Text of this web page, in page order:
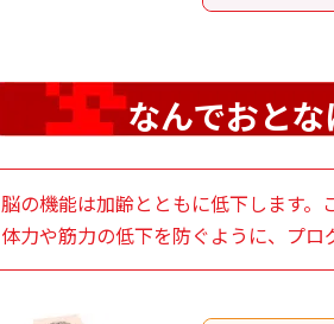
なんでおと
脳の機能は加齢とともに低下します
体力や筋力の低下を防ぐように、プ